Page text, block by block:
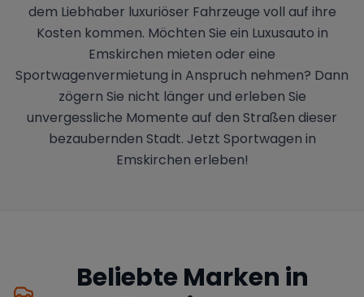
dem Liebhaber luxuriöser Fahrzeuge voll auf ihre
Kosten kommen. Möchten Sie ein Luxusauto in
Emskirchen mieten oder eine
Sportwagenvermietung in Anspruch nehmen? Dann
zögern Sie nicht länger und erleben Sie
unvergessliche Momente auf den Straßen dieser
bezaubernden Stadt. Jetzt Sportwagen in
Emskirchen erleben!
Beliebte Marken in